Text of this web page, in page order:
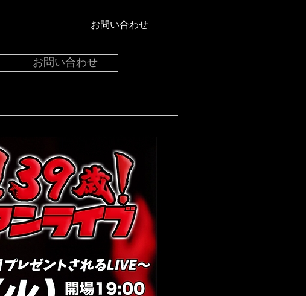
お問い合わせ
お問い合わせ